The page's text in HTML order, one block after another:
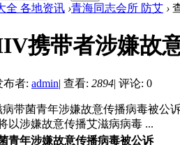
全 各地资讯 ›青海同志会所 防艾 ›
携带者涉嫌故
布者: admin| 查看: 2894| 评论: 0
病带菌青年涉嫌故意传播病毒被
以涉嫌故意传播艾滋病病毒 ...
青年涉嫌故意传播病毒被公诉